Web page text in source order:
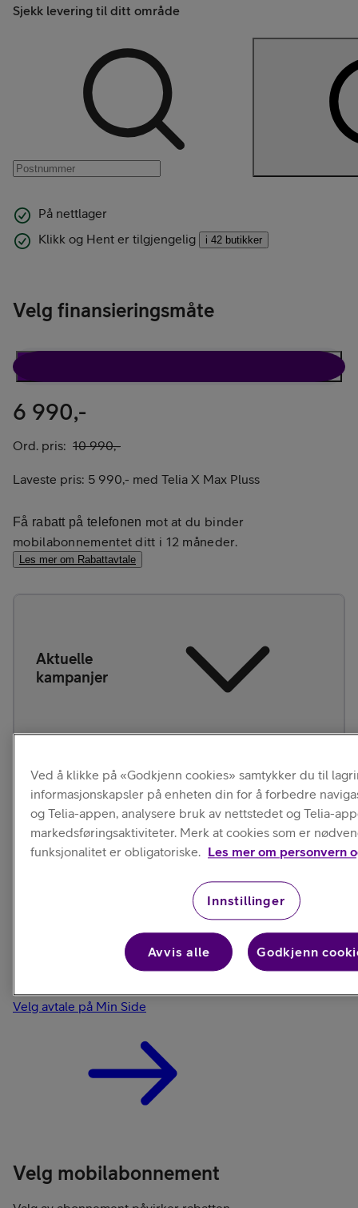
Sjekk levering til ditt område
På nettlager
Klikk og Hent er tilgjengelig
i 42 butikker
Velg finansieringsmåte
6 990,-
Ord. pris: 10 990,-
Laveste pris: 5 990,- med Telia X Max Pluss
Få rabatt på telefonen mot at du binder
mobilabonnementet ditt i 12 måneder.
Les mer om Rabattavtale
Aktuelle
kampanjer
Allerede kunde?
Logg inn for å se hvilke fordeler og rabatter du kan få.
Velg avtale på Min Side
Velg mobilabonnement
Ved å klikke på «Godkjenn cookies» samtykker du til
informasjonskapsler på enheten din for å forbedre
og Telia-appen, analysere bruk av nettstedet og Telia-
markedsføringsaktiviteter. Merk at cookies som er
funksjonalitet er obligatoriske. Les mer om personvern
Innstillinger
Avvis alle Godkjenn